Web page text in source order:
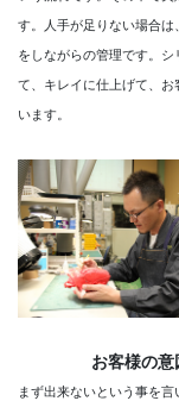
す。人手が足りない場合
をしながらの管理です。
て、キレイに仕上げて、
います。
お客様の
まず出来ないという事を